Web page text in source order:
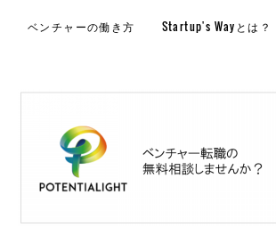
ベンチャーの働き方 Startup's Wayとは？